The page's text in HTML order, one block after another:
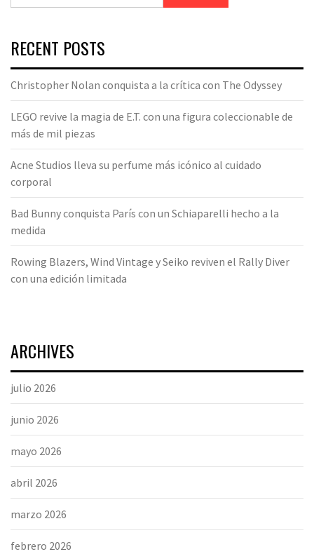
RECENT POSTS
Christopher Nolan conquista a la crítica con The Odyssey
LEGO revive la magia de E.T. con una figura coleccionable de
más de mil piezas
Acne Studios lleva su perfume más icónico al cuidado
corporal
Bad Bunny conquista París con un Schiaparelli hecho a la
medida
Rowing Blazers, Wind Vintage y Seiko reviven el Rally Diver
con una edición limitada
ARCHIVES
julio 2026
junio 2026
mayo 2026
abril 2026
marzo 2026
febrero 2026